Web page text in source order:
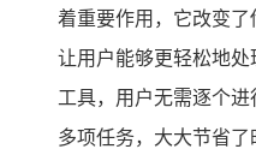
着重要作用，它改变了
让用户能够更轻松地
工具，用户无需逐个
多项任务，大大节省